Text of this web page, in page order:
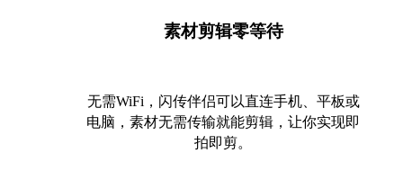
素材剪辑零等待
无需WiFi，闪传伴侣可以直连手机、平板或
电脑，素材无需传输就能剪辑，让你实现即
拍即剪。